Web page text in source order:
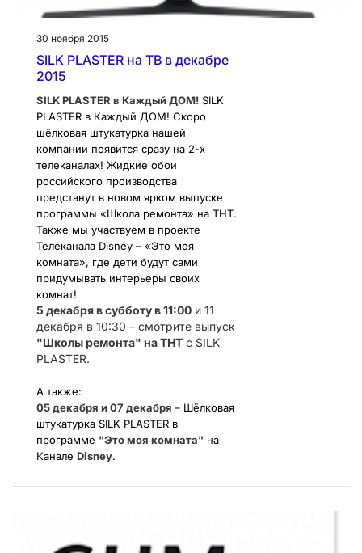
30 ноября 2015
SILK PLASTER на ТВ в декабре
2015
SILK PLASTER в Каждый ДОМ! SILK
PLASTER в Каждый ДОМ! Скоро
шёлковая штукатурка нашей
компании появится сразу на 2-х
телеканалах! Жидкие обои
российского производства
предстанут в новом ярком выпуске
программы «Школа ремонта» на ТНТ.
Также мы участвуем в проекте
Телеканала Disney – «Это моя
комната», где дети будут сами
придумывать интерьеры своих
комнат!
5 декабря в субботу в 11:00 и 11
декабря в 10:30 – смотрите выпуск
"Школы ремонта" на ТНТ с SILK
PLASTER.
А также:
05 декабря и 07 декабря – Шёлковая
штукатурка SILK PLASTER в
программе "Это моя комната" на
Канале Disney.